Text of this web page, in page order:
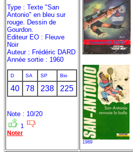
Type : Texte "San
Antonio" en bleu sur
rouge. Dessin de
Gourdon.
Editeur EO : Fleuve
Noir
Auteur : Frédéric DARD
Année sortie : 1960
D SA SP Bio
40 78 238 225
Note : 10/20
1
Noter
1989